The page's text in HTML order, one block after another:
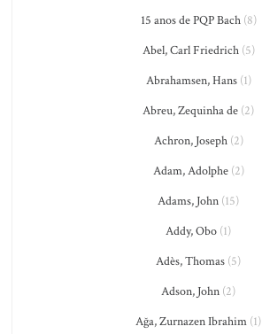
15 anos de PQP Bach(8)
Abel, Carl Friedrich(5)
Abrahamsen, Hans(1)
Abreu, Zequinha de (2)
Achron, Joseph(2)
Adam, Adolphe(2)
Adams, John (15)
Addy, Obo (1)
Adès, Thomas (5)
Adson, John (2)
Ağa, Zurnazen Ibrahim (1)